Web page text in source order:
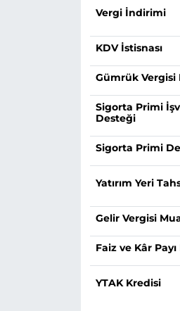
Vergi İndirimi
KDV İstisnası
Gümrük Vergisi
Sigorta Primi
Desteği
Sigorta Primi
Yatırım Yeri
Gelir Vergisi
Faiz ve Kâr Payı
YTAK Kredisi